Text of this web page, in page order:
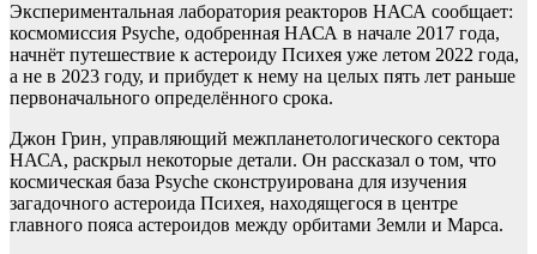
Экспериментальная лаборатория реакторов НАСА сообщает:
космомиссия Psyche, одобренная НАСА в начале 2017 года,
начнёт путешествие к астероиду Психея уже летом 2022 года,
а не в 2023 году, и прибудет к нему на целых пять лет раньше
первоначального определённого срока.
Джон Грин, управляющий межпланетологического сектора
НАСА, раскрыл некоторые детали. Он рассказал о том, что
космическая база Psyche сконструирована для изучения
загадочного астероида Психея, находящегося в центре
главного пояса астероидов между орбитами Земли и Марса.